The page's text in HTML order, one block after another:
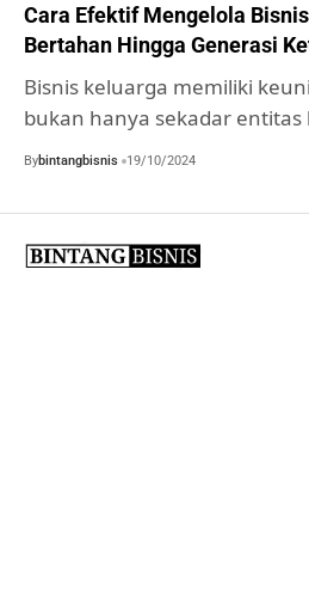
Cara Efektif Mengelola
Bertahan Hingga Generasi
Bisnis keluarga memiliki
bukan hanya sekadar
Bybintangbisnis 19/10/2024